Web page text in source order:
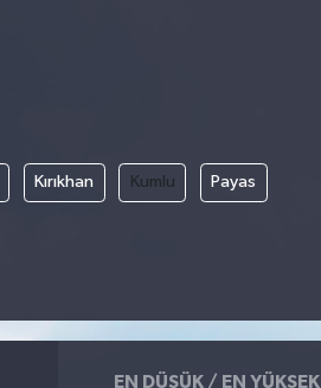
Kırıkhan Kumlu Payas
EN DÜŞÜK / EN YÜKSEK